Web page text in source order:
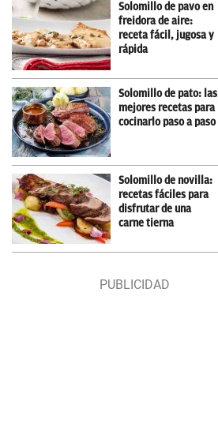
Solomillo de pavo en
freidora de aire:
receta fácil, jugosa y
rápida
Solomillo de pato: las
mejores recetas para
cocinarlo paso a paso
Solomillo de novilla:
recetas fáciles para
disfrutar de una
carne tierna